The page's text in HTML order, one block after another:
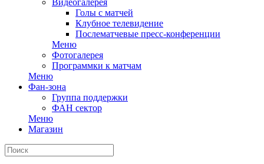
Видеогалерея
Голы с матчей
Клубное телевидение
Послематчевые пресс-конференции
Меню
Фотогалерея
Программки к матчам
Меню
Фан-зона
Группа поддержки
ФАН сектор
Меню
Магазин